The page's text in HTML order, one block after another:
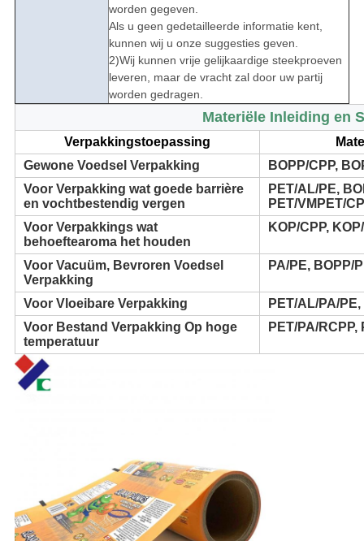
worden gegeven.
Als u geen gedetailleerde informatie kent,
kunnen wij u onze suggesties geven.
2)Wij kunnen vrije gelijkaardige steekproeven
leveren, maar de vracht zal door uw partij
worden gedragen.
Materiële Inleiding en
Verpakkingstoepassing
Gewone Voedsel Verpakking
BOPP/CPP,
Voor Verpakking wat goede barrière
en vochtbestendig vergen
PET/AL/PE,
PET/VMPET/
Voor Verpakkings wat
behoeftearoma het houden
KOP/CPP,
Voor Vacuüm, Bevroren Voedsel
Verpakking
PA/PE, BOPP/
Voor Vloeibare Verpakking
PET/AL/PA/
Voor Bestand Verpakking Op hoge
temperatuur
PET/PA/